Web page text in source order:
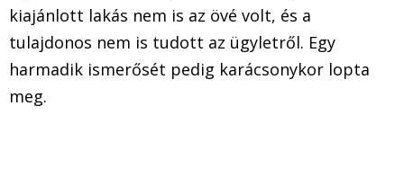
kiajánlott lakás nem is az övé volt, és a
tulajdonos nem is tudott az ügyletről. Egy
harmadik ismerősét pedig karácsonykor lopta
meg.